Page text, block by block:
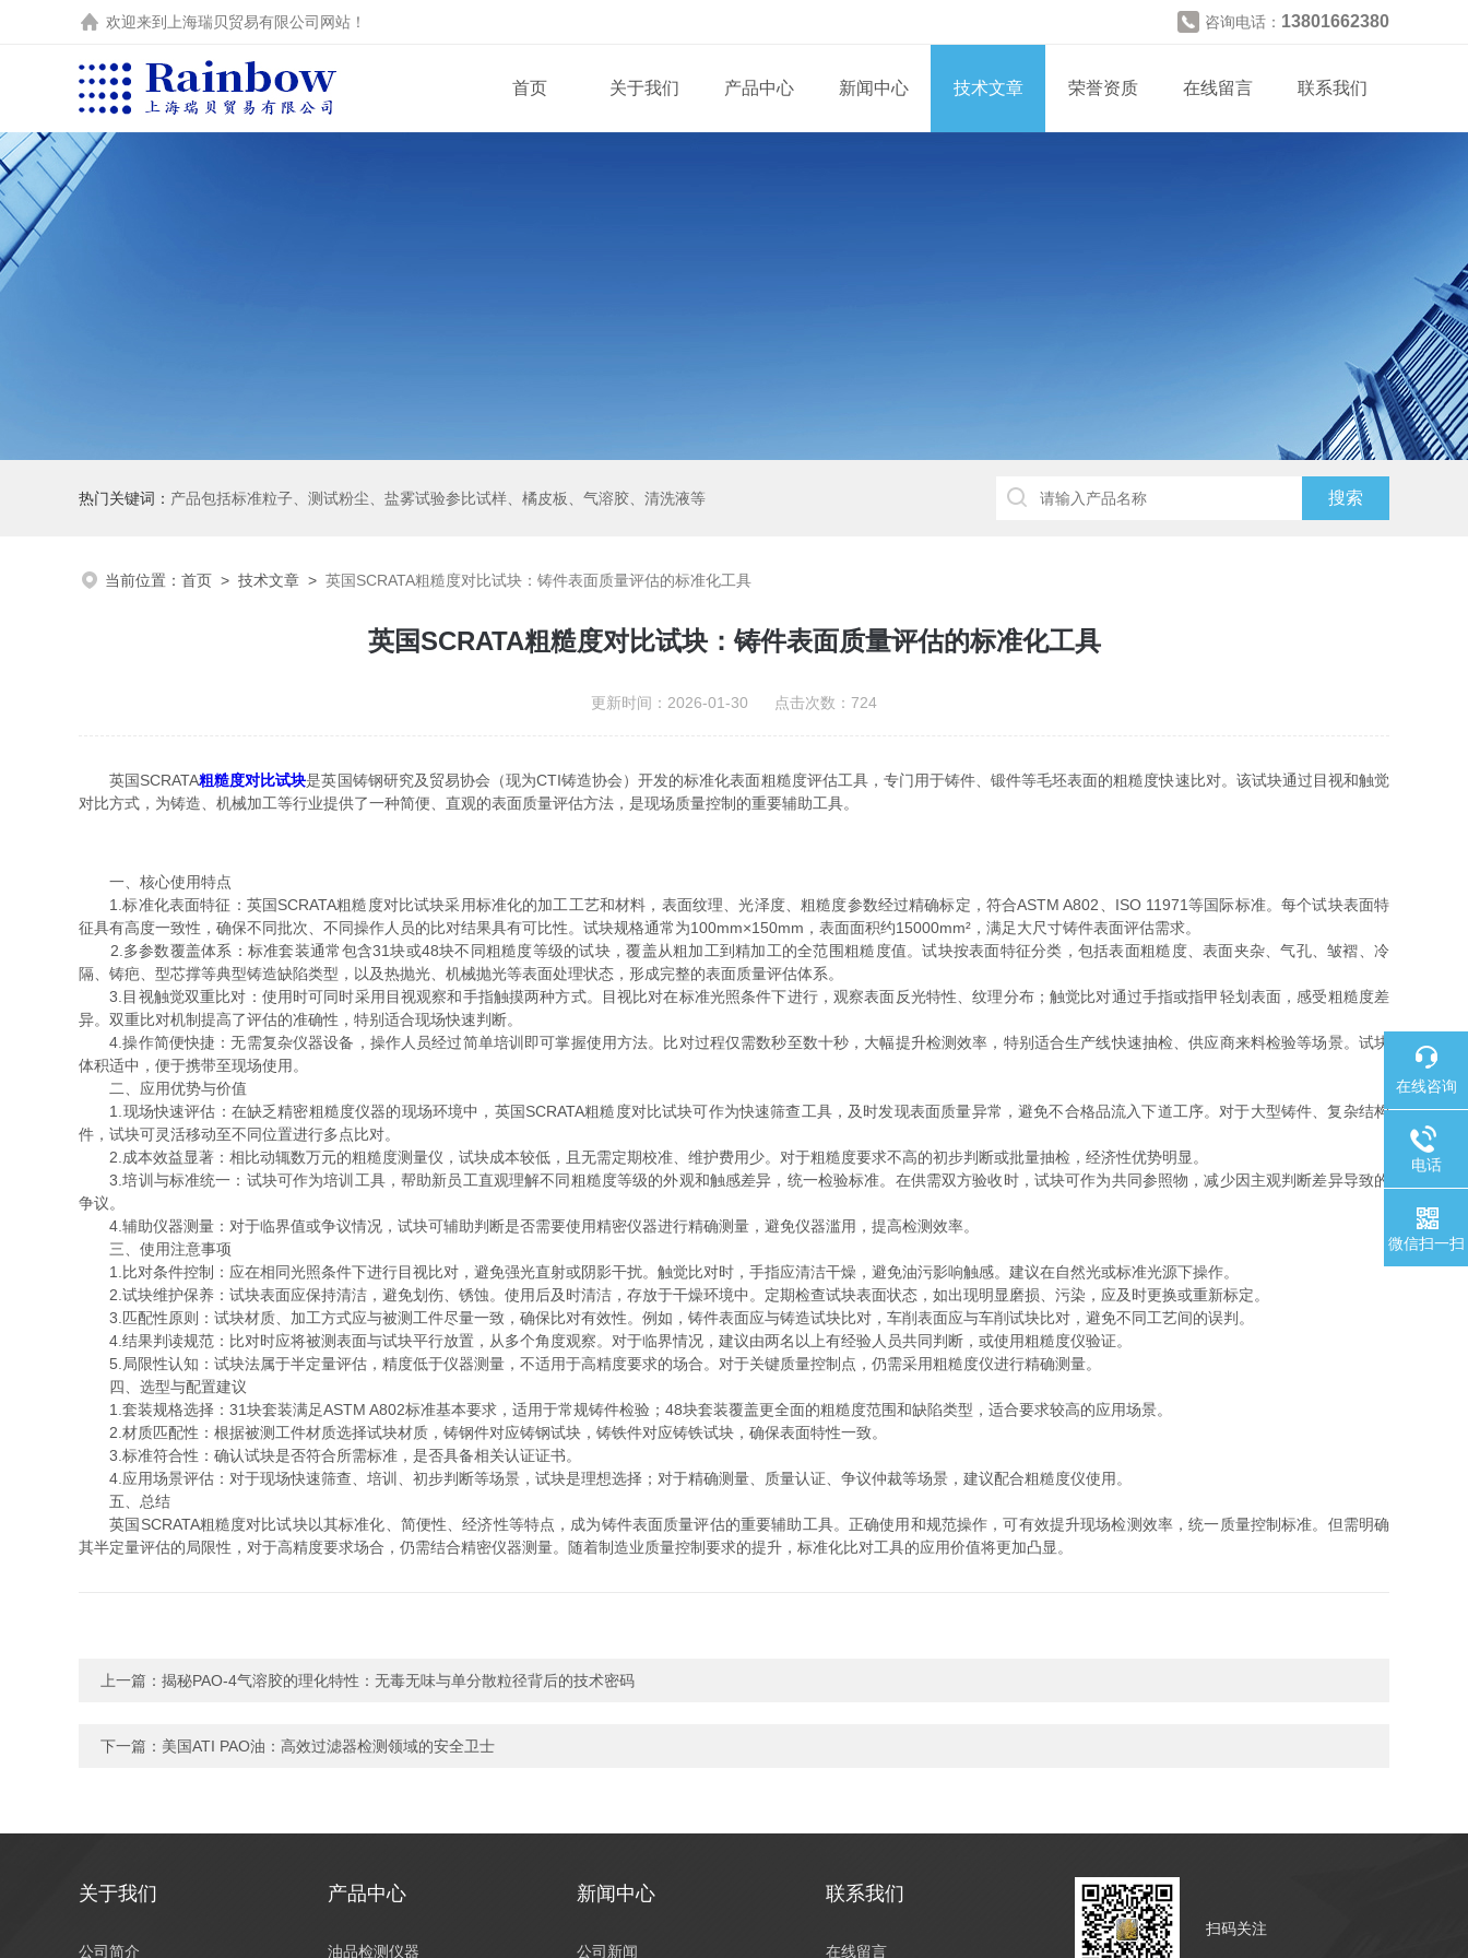
欢迎来到 上海瑞贝贸易有限公司 网站！ 咨询电话： 13801662380
首页 关于我们 产品中心 新闻中心 技术文章 荣誉资质 在线留言 联系我们
热门关键词： 产品包括标准粒子、测试粉尘、盐雾试验参比试样、橘皮板、气溶胶、清洗液等
当前位置： 首页 > 技术文章 > 英国SCRATA粗糙度对比试块：铸件表面质量评估的标准化工具
英国SCRATA粗糙度对比试块：铸件表面质量评估的标准化工具
更新时间：2026-01-30 点击次数：724
英国SCRATA粗糙度对比试块是英国铸钢研究及贸易协会（现为CTI铸造协会）开发的标准化表面粗糙度评估工具，专门用于铸件、锻件等毛坯表面的粗糙度快速比对。该试块通过目视和触觉
对比方式，为铸造、机械加工等行业提供了一种简便、直观的表面质量评估方法，是现场质量控制的重要辅助工具。
一、核心使用特点
1.标准化表面特征：英国SCRATA粗糙度对比试块采用标准化的加工工艺和材料，表面纹理、光泽度、粗糙度参数经过精确标定，符合ASTM A802、ISO 11971等国际标准。每个试块表面特
征具有高度一致性，确保不同批次、不同操作人员的比对结果具有可比性。试块规格通常为100mm×150mm，表面面积约15000mm²，满足大尺寸铸件表面评估需求。
2.多参数覆盖体系：标准套装通常包含31块或48块不同粗糙度等级的试块，覆盖从粗加工到精加工的全范围粗糙度值。试块按表面特征分类，包括表面粗糙度、表面夹杂、气孔、皱褶、冷
隔、铸疤、型芯撑等典型铸造缺陷类型，以及热抛光、机械抛光等表面处理状态，形成完整的表面质量评估体系。
3.目视触觉双重比对：使用时可同时采用目视观察和手指触摸两种方式。目视比对在标准光照条件下进行，观察表面反光特性、纹理分布；触觉比对通过手指或指甲轻划表面，感受粗糙度差
异。双重比对机制提高了评估的准确性，特别适合现场快速判断。
4.操作简便快捷：无需复杂仪器设备，操作人员经过简单培训即可掌握使用方法。比对过程仅需数秒至数十秒，大幅提升检测效率，特别适合生产线快速抽检、供应商来料检验等场景。试块
体积适中，便于携带至现场使用。
二、应用优势与价值
1.现场快速评估：在缺乏精密粗糙度仪器的现场环境中，英国SCRATA粗糙度对比试块可作为快速筛查工具，及时发现表面质量异常，避免不合格品流入下道工序。对于大型铸件、复杂结构
件，试块可灵活移动至不同位置进行多点比对。
2.成本效益显著：相比动辄数万元的粗糙度测量仪，试块成本较低，且无需定期校准、维护费用少。对于粗糙度要求不高的初步判断或批量抽检，经济性优势明显。
3.培训与标准统一：试块可作为培训工具，帮助新员工直观理解不同粗糙度等级的外观和触感差异，统一检验标准。在供需双方验收时，试块可作为共同参照物，减少因主观判断差异导致的
争议。
4.辅助仪器测量：对于临界值或争议情况，试块可辅助判断是否需要使用精密仪器进行精确测量，避免仪器滥用，提高检测效率。
三、使用注意事项
1.比对条件控制：应在相同光照条件下进行目视比对，避免强光直射或阴影干扰。触觉比对时，手指应清洁干燥，避免油污影响触感。建议在自然光或标准光源下操作。
2.试块维护保养：试块表面应保持清洁，避免划伤、锈蚀。使用后及时清洁，存放于干燥环境中。定期检查试块表面状态，如出现明显磨损、污染，应及时更换或重新标定。
3.匹配性原则：试块材质、加工方式应与被测工件尽量一致，确保比对有效性。例如，铸件表面应与铸造试块比对，车削表面应与车削试块比对，避免不同工艺间的误判。
4.结果判读规范：比对时应将被测表面与试块平行放置，从多个角度观察。对于临界情况，建议由两名以上有经验人员共同判断，或使用粗糙度仪验证。
5.局限性认知：试块法属于半定量评估，精度低于仪器测量，不适用于高精度要求的场合。对于关键质量控制点，仍需采用粗糙度仪进行精确测量。
四、选型与配置建议
1.套装规格选择：31块套装满足ASTM A802标准基本要求，适用于常规铸件检验；48块套装覆盖更全面的粗糙度范围和缺陷类型，适合要求较高的应用场景。
2.材质匹配性：根据被测工件材质选择试块材质，铸钢件对应铸钢试块，铸铁件对应铸铁试块，确保表面特性一致。
3.标准符合性：确认试块是否符合所需标准，是否具备相关认证证书。
4.应用场景评估：对于现场快速筛查、培训、初步判断等场景，试块是理想选择；对于精确测量、质量认证、争议仲裁等场景，建议配合粗糙度仪使用。
五、总结
英国SCRATA粗糙度对比试块以其标准化、简便性、经济性等特点，成为铸件表面质量评估的重要辅助工具。正确使用和规范操作，可有效提升现场检测效率，统一质量控制标准。但需明确
其半定量评估的局限性，对于高精度要求场合，仍需结合精密仪器测量。随着制造业质量控制要求的提升，标准化比对工具的应用价值将更加凸显。
上一篇： 揭秘PAO-4气溶胶的理化特性：无毒无味与单分散粒径背后的技术密码
下一篇： 美国ATI PAO油：高效过滤器检测领域的安全卫士
关于我们
公司简介
产品中心
油品检测仪器
新闻中心
公司新闻
联系我们
在线留言
扫码关注
在线咨询
电话
微信扫一扫